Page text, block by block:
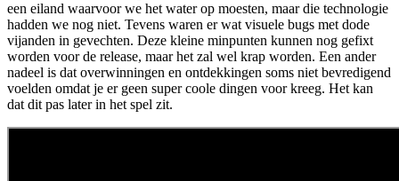
een eiland waarvoor we het water op moesten, maar die technologie
hadden we nog niet. Tevens waren er wat visuele bugs met dode
vijanden in gevechten. Deze kleine minpunten kunnen nog gefixt
worden voor de release, maar het zal wel krap worden. Een ander
nadeel is dat overwinningen en ontdekkingen soms niet bevredigend
voelden omdat je er geen super coole dingen voor kreeg. Het kan
dat dit pas later in het spel zit.